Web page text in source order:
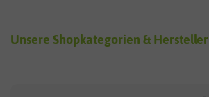
Unsere Shopkategorien & Hersteller